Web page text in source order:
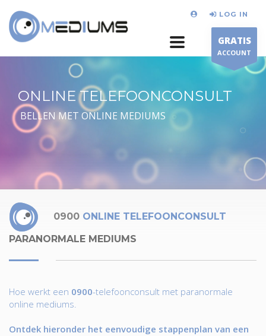
LOG IN
GRATIS
ACCOUNT
ONLINE TELEFOONCONSULT
BELLEN MET ONLINE MEDIUMS
0900 ONLINE TELEFOONCONSULT
PARANORMALE MEDIUMS
Hoe werkt een 0900-telefoonconsult met paranormale
online mediums.
Ontdek hieronder het eenvoudige stappenplan van een